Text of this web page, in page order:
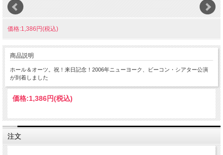
価格:1,386円(税込)
商品説明
ホール＆オーツ。祝！来日記念！2006年ニューヨーク、ビーコン・シアター公演
が到着しました
価格:1,386円(税込)
注文